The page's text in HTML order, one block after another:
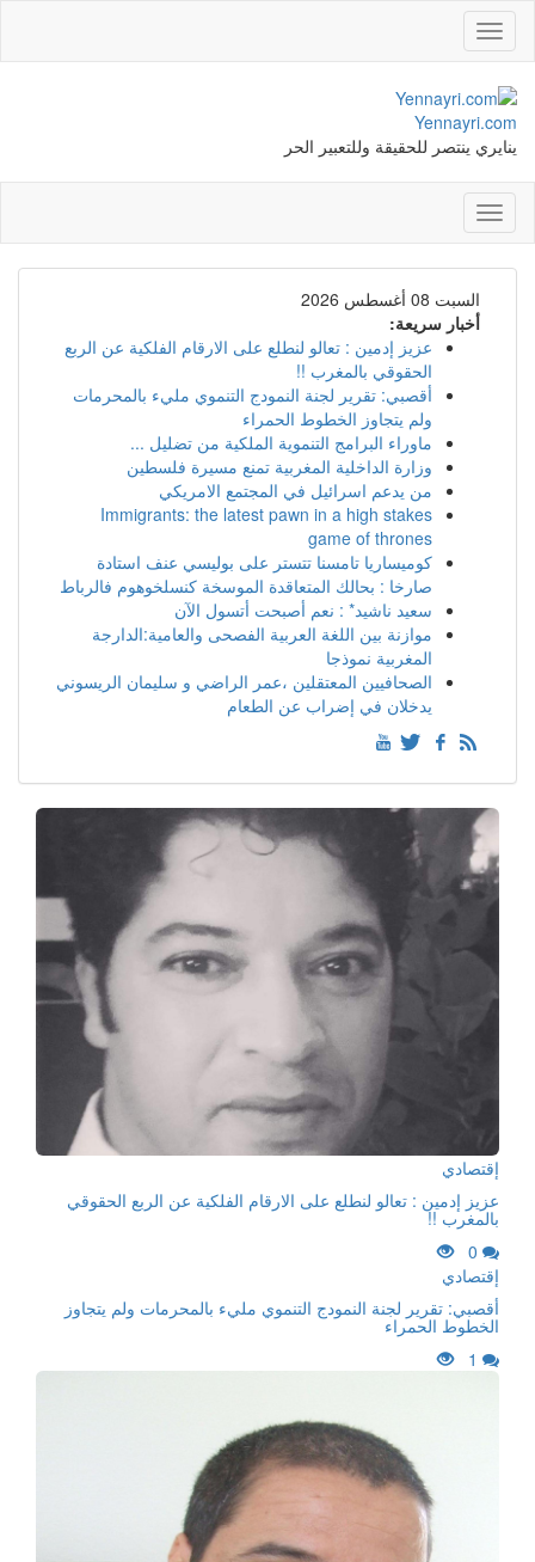
Toggle
navigation
Yennayri.com
ينايري ينتصر للحقيقة وللتعبير الحر
Toggle
navigation
السبت 08 أغسطس 2026
أخبار سريعة:
عزيز إدمين : تعالو لنطلع على الارقام الفلكية عن الربع
الحقوقي بالمغرب !!
أقصبي: تقرير لجنة النمودج التنموي مليء بالمحرمات
ولم يتجاوز الخطوط الحمراء
ماوراء البرامج التنموية الملكية من تضليل ...
وزارة الداخلية المغربية تمنع مسيرة فلسطين
من يدعم اسرائيل في المجتمع الامريكي
Immigrants: the latest pawn in a high stakes
game of thrones
كوميساريا تامسنا تتستر على بوليسي عنف استادة
صارخا : بحالك المتعاقدة الموسخة كنسلخوهوم فالرباط
سعيد ناشيد* : نعم أصبحت أتسول الآن
موازنة بين اللغة العربية الفصحى والعامية:الدارجة
المغربية نموذجا
الصحافيين المعتقلين ،عمر الراضي و سليمان الريسوني
يدخلان في إضراب عن الطعام
إقتصادي
عزيز إدمين : تعالو لنطلع على الارقام الفلكية عن الربع الحقوقي
بالمغرب !!
0
إقتصادي
أقصبي: تقرير لجنة النمودج التنموي مليء بالمحرمات ولم يتجاوز
الخطوط الحمراء
1